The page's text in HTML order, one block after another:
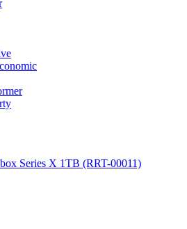
Series X 1TB (RRT-00011)